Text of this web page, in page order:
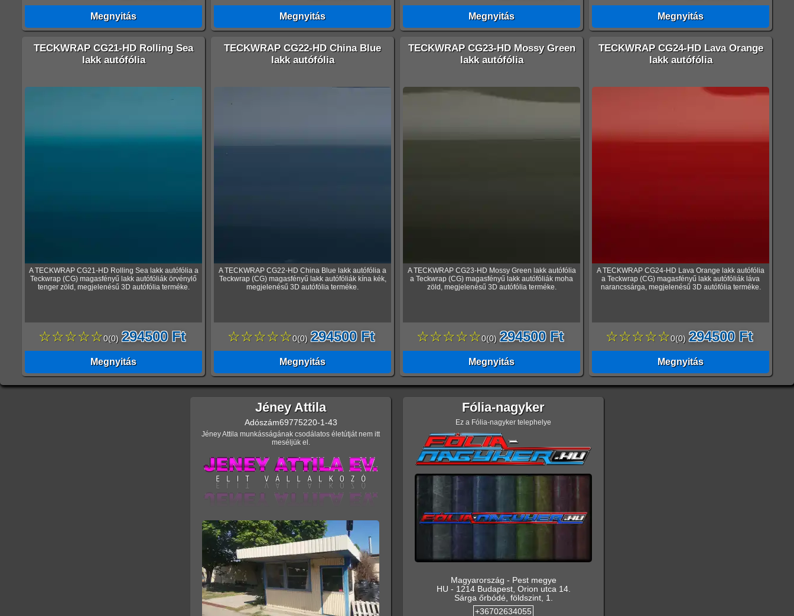
Megnyitás Megnyitás Megnyitás Megnyitás
TECKWRAP CG21-HD Rolling Sea
lakk autófólia
A TECKWRAP CG21-HD Rolling Sea lakk autófólia a
Teckwrap (CG) magasfényű lakk autófóliák örvénylő
tenger zöld, megjelenésű 3D autófólia terméke.
☆☆☆☆☆0(0) 294500 Ft
Megnyitás
TECKWRAP CG22-HD China Blue
lakk autófólia
A TECKWRAP CG22-HD China Blue lakk autófólia a
Teckwrap (CG) magasfényű lakk autófóliák kína kék,
megjelenésű 3D autófólia terméke.
☆☆☆☆☆0(0) 294500 Ft
Megnyitás
TECKWRAP CG23-HD Mossy Green
lakk autófólia
A TECKWRAP CG23-HD Mossy Green lakk autófólia
a Teckwrap (CG) magasfényű lakk autófóliák moha
zöld, megjelenésű 3D autófólia terméke.
☆☆☆☆☆0(0) 294500 Ft
Megnyitás
TECKWRAP CG24-HD Lava Orange
lakk autófólia
A TECKWRAP CG24-HD Lava Orange lakk autófólia
a Teckwrap (CG) magasfényű lakk autófóliák láva
narancssárga, megjelenésű 3D autófólia terméke.
☆☆☆☆☆0(0) 294500 Ft
Megnyitás
Jéney Attila
Adószám69775220-1-43
Jéney Attila munkásságának csodálatos életútját nem itt
meséljük el.
Fólia-nagyker
Ez a Fólia-nagyker telephelye
Magyarország - Pest megye
HU - 1214 Budapest, Orion utca 14.
Sárga őrbódé, földszint, 1.
+36702634055